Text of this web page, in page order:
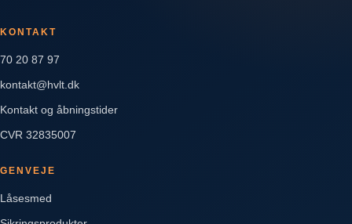
KONTAKT
70 20 87 97
kontakt@hvlt.dk
Kontakt og åbningstider
CVR 32835007
GENVEJE
Låsesmed